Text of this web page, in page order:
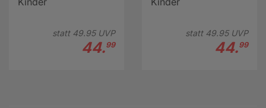
statt 49.95UVP
44.99
statt 49.95UVP
44.99